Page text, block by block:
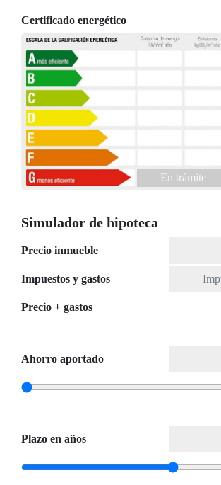
Certificado energético
En trámite
Simulador de hipoteca
Precio inmueble
Impuestos y gastos
Precio + gastos
Ahorro aportado
Plazo en años